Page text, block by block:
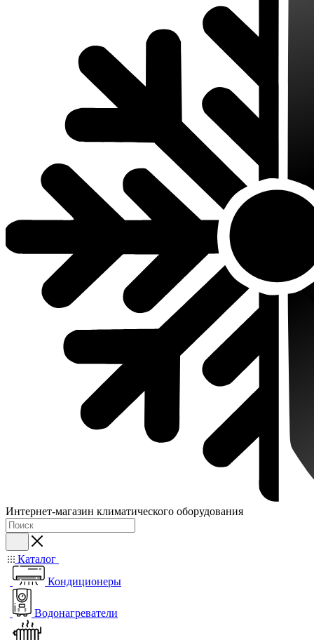
Интернет-магазин климатического оборудования
Каталог
Кондиционеры
Водонагреватели